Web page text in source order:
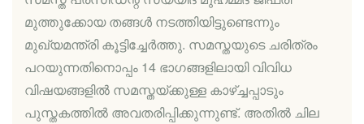
മുത്തുക്കോയ തങ്ങൾ നടത്തിയിട്ടുണ്ടെന്നും
മുഖ്യമന്ത്രി കൂട്ടിച്ചേർത്തു. സമസ്തയുടെ ചരിത്രം
പറയുന്നതിനൊപ്പം 14 ഭാഗങ്ങളിലായി വിവിധ
വിഷയങ്ങളിൽ സമസ്തയ്ക്കുള്ള കാഴ്ച്ചപ്പാടും
പുസ്തകത്തിൽ അവതരിപ്പിക്കുന്നുണ്ട്. അതിൽ ചില